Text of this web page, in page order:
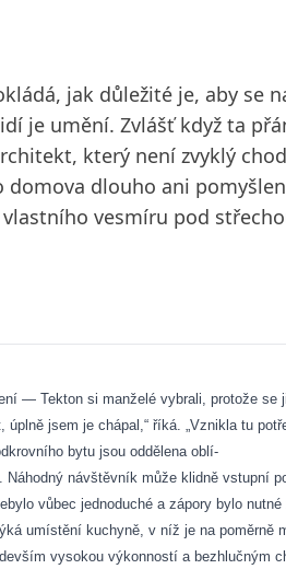
jak důležité je, aby se
je umění. Zvlášť když ta
který není zvyklý
dlouho ani
vesmíru pod
— Tekton si manželé vybrali, protože
jsem je chápal,“ říká. „Vznikla tu
bytu jsou oddělena oblí-
návštěvník může klidně vstupní
vůbec jednoduché a zápory bylo
umístění kuchyně, v níž je na
vysokou výkonností a bezhlučným